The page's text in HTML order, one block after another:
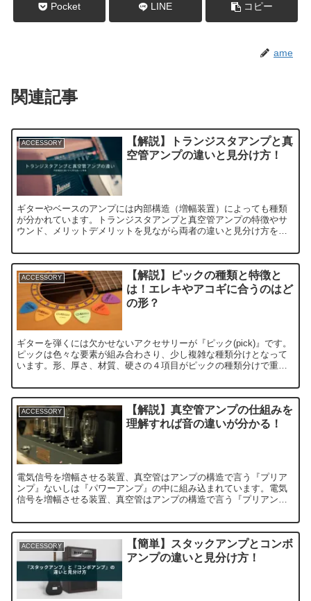
Pocket LINE コピー
ame
関連記事
ACCESSORY
【解説】トランジスタアンプと真
空管アンプの違いと見分け方！
ギターやベースのアンプには内部構造（増幅装置）によっても種類
が分かれています。トランジスタアンプと真空管アンプの特徴やサ
ウンド、メリットデメリットを見ながら両者の違いと見分け方を徹
ACCESSORY
【解説】ピックの種類と特徴と
は！エレキやアコギに合うのはど
の形？
ギターを弾くには欠かせないアクセサリーが『ピック(pick)』です。
ピックは色々な要素が組み合わさり、少し複雑な種類分けとなって
います。形、厚さ、材質、硬さの４項目がピックの種類分けで重要
分けると４種類になります。
ACCESSORY
【解説】真空管アンプの仕組みを
理解すれば音の違いが分かる！
電気信号を増幅させる装置、真空管はアンプの構造で言う『プリア
ンプ』ないしは『パワーアンプ』の中に組み込まれています。電気
信号を増幅させる装置、真空管はアンプの構造で言う『プリアン
号を増幅させる装置、真空管はアンプの構造で言う『プリアンプ』
ない
ACCESSORY
【簡単】スタックアンプとコンボ
アンプの違いと見分け方！